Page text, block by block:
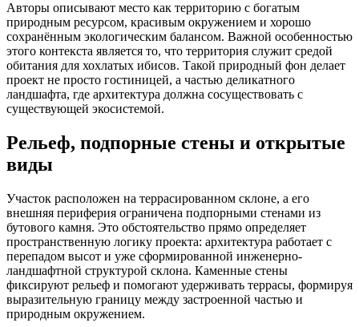
Авторы описывают место как территорию с богатым
природным ресурсом, красивым окружением и хорошо
сохранённым экологическим балансом. Важной особенностью
этого контекста является то, что территория служит средой
обитания для хохлатых ибисов. Такой природный фон делает
проект не просто гостиницей, а частью деликатного
ландшафта, где архитектура должна сосуществовать с
существующей экосистемой.
Рельеф, подпорные стены и открытые
виды
Участок расположен на террасированном склоне, а его
внешняя периферия ограничена подпорными стенами из
бутового камня. Это обстоятельство прямо определяет
пространственную логику проекта: архитектура работает с
перепадом высот и уже сформированной инженерно-
ландшафтной структурой склона. Каменные стены
фиксируют рельеф и помогают удерживать террасы, формируя
выразительную границу между застроенной частью и
природным окружением.